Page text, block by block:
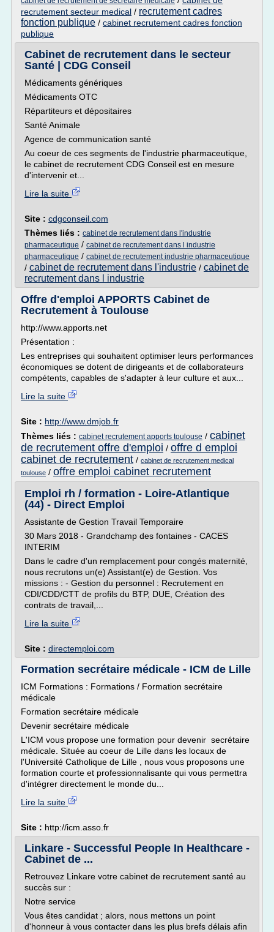
recrutement secteur medical / recrutement cadres
fonction publique / cabinet recrutement cadres fonction
publique
Cabinet de recrutement dans le secteur
Santé | CDG Conseil
Médicaments génériques
Médicaments OTC
Répartiteurs et dépositaires
Santé Animale
Agence de communication santé
Au coeur de ces segments de l'industrie pharmaceutique,
le cabinet de recrutement CDG Conseil est en mesure
d'intervenir et...
Lire la suite
Site : cdgconseil.com
Thèmes liés : cabinet de recrutement dans l'industrie
pharmaceutique / cabinet de recrutement dans l industrie
pharmaceutique / cabinet de recrutement industrie pharmaceutique
/ cabinet de recrutement dans l'industrie / cabinet de
recrutement dans l industrie
Offre d'emploi APPORTS Cabinet de
Recrutement à Toulouse
http://www.apports.net
Présentation :
Les entreprises qui souhaitent optimiser leurs performances
économiques se dotent de dirigeants et de collaborateurs
compétents, capables de s'adapter à leur culture et aux...
Lire la suite
Site : http://www.dmjob.fr
Thèmes liés : cabinet recrutement apports toulouse / cabinet
de recrutement offre d'emploi / offre d emploi
cabinet de recrutement / cabinet de recrutement medical
toulouse / offre emploi cabinet recrutement
Emploi rh / formation - Loire-Atlantique
(44) - Direct Emploi
Assistante de Gestion Travail Temporaire
30 Mars 2018 - Grandchamp des fontaines - CACES
INTERIM
Dans le cadre d'un remplacement pour congés maternité,
nous recrutons un(e) Assistant(e) de Gestion. Vos
missions : - Gestion du personnel : Recrutement en
CDI/CDD/CTT de profils du BTP, DUE, Création des
contrats de travail,...
Lire la suite
Site : directemploi.com
Formation secrétaire médicale - ICM de Lille
ICM Formations : Formations / Formation secrétaire
médicale
Formation secrétaire médicale
Devenir secrétaire médicale
L'ICM vous propose une formation pour devenir secrétaire
médicale. Située au coeur de Lille dans les locaux de
l'Université Catholique de Lille , nous vous proposons une
formation courte et professionnalisante qui vous permettra
d'intégrer directement le monde du...
Lire la suite
Site : http://icm.asso.fr
Linkare - Successful People In Healthcare -
Cabinet de ...
Retrouvez Linkare votre cabinet de recrutement santé au
succès sur :
Notre service
Vous êtes candidat ; alors, nous mettons un point
d'honneur à vous contacter dans les plus brefs délais afin